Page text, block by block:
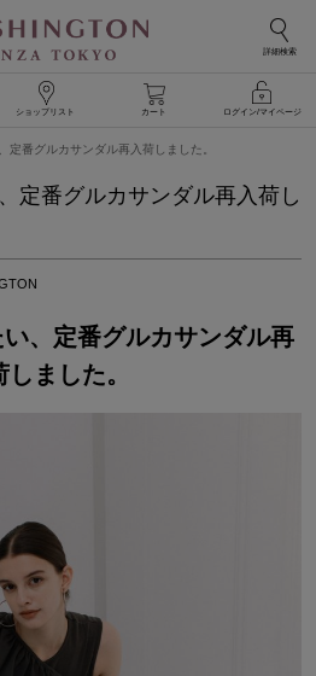
詳細検索
ショップリスト カート ログイン/マイページ
定番グルカサンダル再入荷しました。
定番グルカサンダル再入荷し
、定番グルカサンダル再
しました。